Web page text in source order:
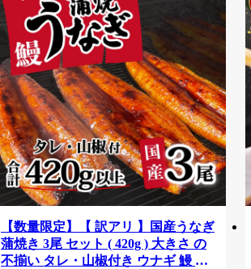
【数量限定】【 訳アリ 】国産うなぎ
蒲焼き 3尾 セット ( 420g ) 大きさ の
不揃い タレ・山椒付き ウナギ 鰻 ふ